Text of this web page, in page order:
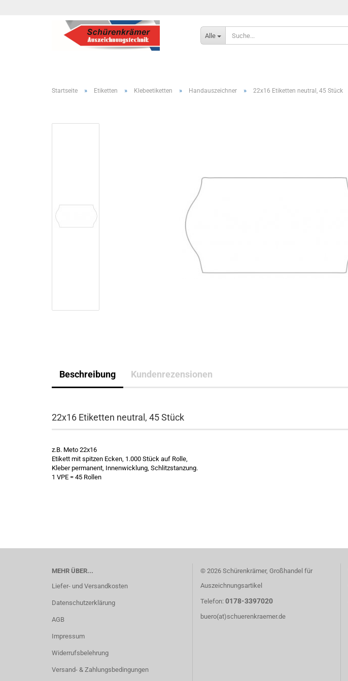
Alle
Startseite » Etiketten » Klebeetiketten » Handauszeichner » 22x16 Etiketten neutral, 45 Stück
Beschreibung Kundenrezensionen
22x16 Etiketten neutral, 45 Stück
z.B. Meto 22x16
Etikett mit spitzen Ecken, 1.000 Stück auf Rolle,
Kleber permanent, Innenwicklung, Schlitzstanzung.
1 VPE = 45 Rollen
MEHR ÜBER...
Liefer- und Versandkosten
Datenschutzerklärung
AGB
Impressum
Widerrufsbelehrung
Versand- & Zahlungsbedingungen
© 2026 Schürenkrämer, Großhandel für
Auszeichnungsartikel
Telefon: 0178-3397020
buero(at)schuerenkraemer.de